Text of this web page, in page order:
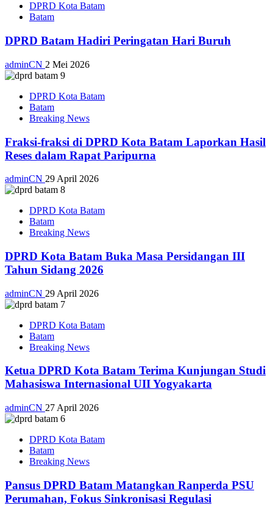
DPRD Kota Batam
Batam
DPRD Batam Hadiri Peringatan Hari Buruh
adminCN 2 Mei 2026
DPRD Kota Batam
Batam
Breaking News
Fraksi-fraksi di DPRD Kota Batam Laporkan Hasil
Reses dalam Rapat Paripurna
adminCN 29 April 2026
DPRD Kota Batam
Batam
Breaking News
DPRD Kota Batam Buka Masa Persidangan III
Tahun Sidang 2026
adminCN 29 April 2026
DPRD Kota Batam
Batam
Breaking News
Ketua DPRD Kota Batam Terima Kunjungan Studi
Mahasiswa Internasional UII Yogyakarta
adminCN 27 April 2026
DPRD Kota Batam
Batam
Breaking News
Pansus DPRD Batam Matangkan Ranperda PSU
Perumahan, Fokus Sinkronisasi Regulasi